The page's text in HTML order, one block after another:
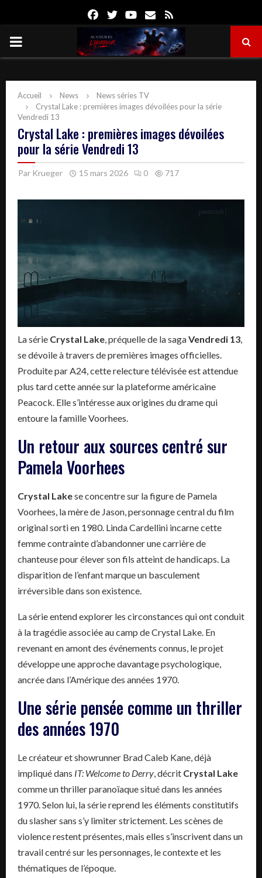
FacebookTwitterYoutube
Email
PRIMARY
Accueil News
News séries TV
Crystal Lake : premières images dévoilées pour la série
Vendredi 13
Crystal Lake : premières images dévoilées
pour la série Vendredi 13
Par Krueger 15 mars 2026 0 717
La série Crystal Lake, préquelle de la sagaVendredi 13,
se dévoile à travers de premières images officielles.
Produite par A24, cette relecture télévisée est attendue
plus tard cette année sur la plateforme américaine
Peacock. Elle s’intéresse aux origines du drame qui
entoure la famille Voorhees.
Un retour aux sources centré sur
Pamela Voorhees
Crystal Lakese concentre sur la figure de Pamela
Voorhees, la mère de Jason, personnage central du film
original sorti en 1980. Linda Cardellini incarne cette
femme contrainte d’abandonner une carrière de
chanteuse pour élever son fils atteint de handicaps. La
disparition de l’enfant marque un basculement
irréversible dans son existence.
La série entend explorer les circonstances qui ont conduit
à la tragédie associée au camp de Crystal Lake. En
revenant en amont des événements connus, le projet
développe une approche davantage psychologique,
ancrée dans l’Amérique des années 1970.
Une série pensée comme un thriller
des années 1970
Le créateur et showrunner Brad Caleb Kane, déjà
impliqué dans IT: Welcome to Derry, décrit Crystal Lake
comme un thriller paranoïaque situé dans les années
1970. Selon lui, la série reprend les éléments constitutifs
du slasher sans s’y limiter strictement. Les scènes de
violence restent présentes, mais elles s’inscrivent dans un
travail centré sur les personnages, le contexte et les
thématiques de l’époque.